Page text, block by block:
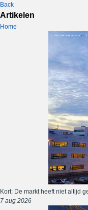
Back
Artikelen
Home
Kort: De markt heeft niet altijd
7 aug 2026